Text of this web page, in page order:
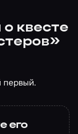
квесте
первый.
его